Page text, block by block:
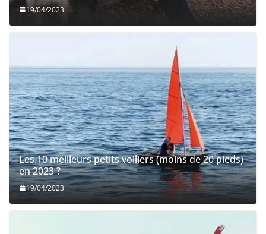
19/04/2023
Les 10 meilleurs petits voiliers (moins de 20 pieds)
en 2023 ?
19/04/2023